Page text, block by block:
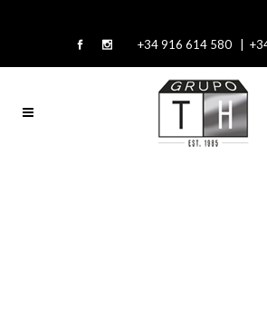
+34 916 614 580 |